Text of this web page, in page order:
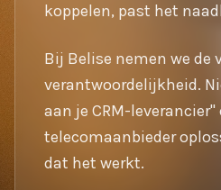
koppelen, past het
Bij Belise nemen we de
verantwoordelijkheid.
aan je CRM-
telecomaanbieder
dat het werkt.